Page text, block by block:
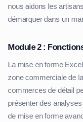
nous aidons les
démarquer dans un
Module 2 :
La mise en forme
zone commerciale de
commerces de détail
présenter des
de mise en forme